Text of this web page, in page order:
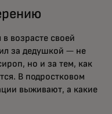
возрасте своей
за дедушкой — не
но и за тем, как
В подростковом
выживают, а какие